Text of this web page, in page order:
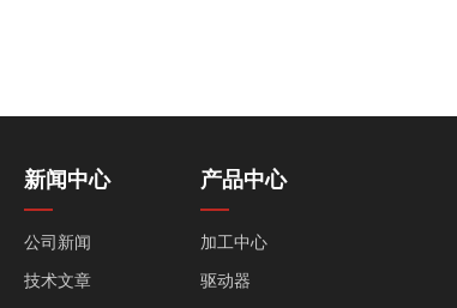
新闻中心
公司新闻
技术文章
产品中心
加工中心
驱动器